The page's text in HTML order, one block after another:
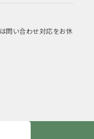
問い合わせ対応をお休